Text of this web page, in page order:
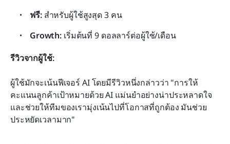
ฟรี: สำหรับผู้ใช้สูงสุด 3 คน
Growth: เริ่มต้นที่ 9 ดอลลาร์ต่อผู้ใช้/เดือน
รีวิวจากผู้ใช้:
ผู้ใช้มักจะเน้นฟีเจอร์ AI โดยมีรีวิวหนึ่งกล่าวว่า "การให้
คะแนนลูกค้าเป้าหมายด้วย AI แม่นยำอย่างน่าประหลาดใจ
และช่วยให้ทีมของเรามุ่งเน้นไปที่โอกาสที่ถูกต้อง มันช่วย
ประหยัดเวลามาก"